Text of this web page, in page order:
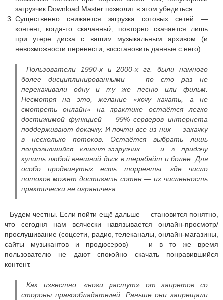
загрузчик Download Master позволит в этом убедиться.
Существенно снижается загрузка сотовых сетей —
контент, когда-то скачанный, повторно скачается лишь
при утере диска с вашим музыкальным архивом (и
невозможности перенести, восстановить данные с него).
Пользователи 1990-х и 2000-х гг. были намного
более дисциплинированными — по сто раз не
перекачивали одну и ту же песню или фильм.
Несмотря на это, желание «хочу качать, а не
смотреть онлайн» на практике остаётся легко
достижимой функцией — 99% серверов интернета
поддерживают докачку. И почти все из них — закачку
в несколько потоков. Остаётся выбрать лишь
понравившийся клиент-загрузчик — и в придачу
купить любой внешний диск в терабайт и более. Для
особо продвинутых есть торренты, где число
потоков может достигать сотен — их численность
практически не ограничена.
Будем честны. Если пойти ещё дальше — становится понятно,
что сегодня нам всячески навязывается онлайн-просмотр/
прослушивание (соцсети, радио, телеканалы, онлайн-магазины,
сайты музыкантов и продюсеров) — и в то же время
пользователю не дают спокойно скачать понравившийся
контент.
Как известно, «ноги растут» от запретов со
стороны правообладателей. Раньше они запрещали